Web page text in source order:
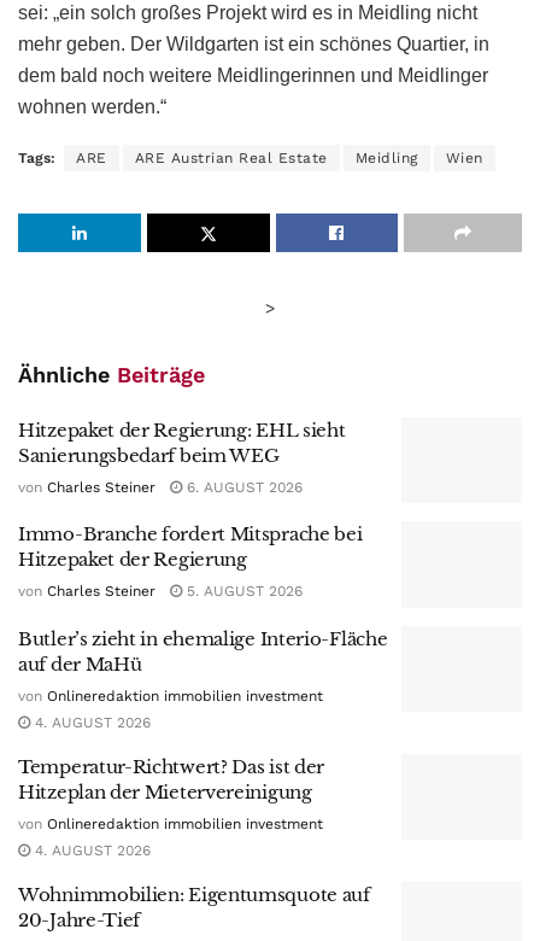
sei: „ein solch großes Projekt wird es in Meidling nicht
mehr geben. Der Wildgarten ist ein schönes Quartier, in
dem bald noch weitere Meidlingerinnen und Meidlinger
wohnen werden.“
Tags: ARE ARE Austrian Real Estate Meidling Wien
>
Ähnliche Beiträge
Hitzepaket der Regierung: EHL sieht
Sanierungsbedarf beim WEG
von Charles Steiner 6. AUGUST 2026
Immo-Branche fordert Mitsprache bei
Hitzepaket der Regierung
von Charles Steiner 5. AUGUST 2026
Butler’s zieht in ehemalige Interio-Fläche
auf der MaHü
von Onlineredaktion immobilien investment
4. AUGUST 2026
Temperatur-Richtwert? Das ist der
Hitzeplan der Mietervereinigung
von Onlineredaktion immobilien investment
4. AUGUST 2026
Wohnimmobilien: Eigentumsquote auf
20-Jahre-Tief